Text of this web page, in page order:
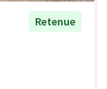
Retenue